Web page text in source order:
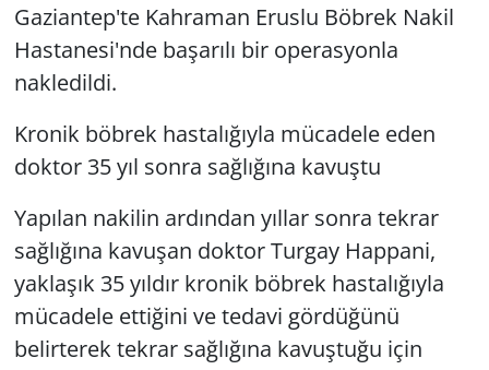
Gaziantep'te Kahraman Eruslu Böbrek Nakil
Hastanesi'nde başarılı bir operasyonla
nakledildi.
Kronik böbrek hastalığıyla mücadele eden
doktor 35 yıl sonra sağlığına kavuştu
Yapılan nakilin ardından yıllar sonra tekrar
sağlığına kavuşan doktor Turgay Happani,
yaklaşık 35 yıldır kronik böbrek hastalığıyla
mücadele ettiğini ve tedavi gördüğünü
belirterek tekrar sağlığına kavuştuğu için